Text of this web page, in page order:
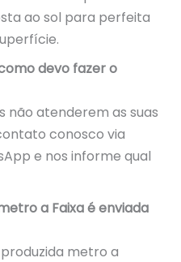
ao sol para perfeita
devo fazer o
não atenderem as suas
conosco via
e nos informe qual
a Faixa é enviada
metro a